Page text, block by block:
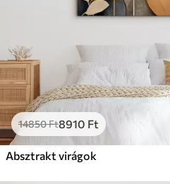
14850Ft8910 Ft
Absztrakt virágok